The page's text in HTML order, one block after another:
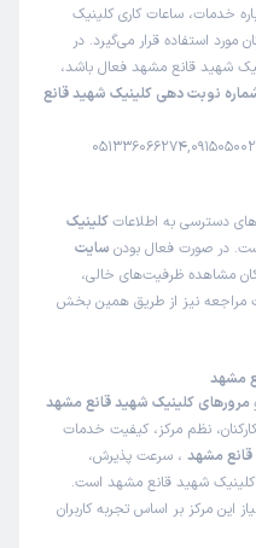
آزمایش
نوبت از دکترتو
1405/04/01
چکاپ برای آنژیو پلاستی قلب
خدمات، ساعات کاری کلینیک
استفاده قرار می‌گیرد. در
شهید قانع مشهد فعال باشد،
نوبت دهی کلینیک شهید قانع
دسترسی به اطلاعاتکلینیک
در صورت فعال بودن سایت
مشاهده ظرفیت‌های خالی،
مراجعه نیز از طریق همین بخش
مشهد
مرورهای کلینیک شهید قانع مشهد
نظم مرکز، کیفیت خدمات
مشهد ، سرعت پذیرش،
شهید قانع مشهد است.
این مرکز بر اساس تجربه کاربران